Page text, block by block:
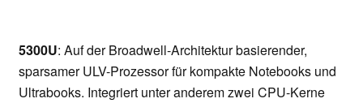
5300U: Auf der Broadwell-Architektur basierender,
sparsamer ULV-Prozessor für kompakte Notebooks und
Ultrabooks. Integriert unter anderem zwei CPU-Kerne